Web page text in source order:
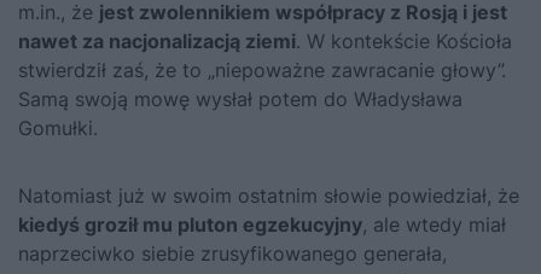
m.in., że jest zwolennikiem współpracy z Rosją i jest
nawet za nacjonalizacją ziemi. W kontekście Kościoła
stwierdził zaś, że to „niepoważne zawracanie głowy”.
Samą swoją mowę wysłał potem do Władysława
Gomułki.
Natomiast już w swoim ostatnim słowie powiedział, że
kiedyś groził mu pluton egzekucyjny, ale wtedy miał
naprzeciwko siebie zrusyfikowanego generała,